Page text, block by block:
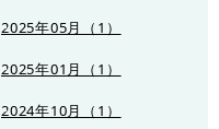
2025年05月（1）
2025年01月（1）
2024年10月（1）